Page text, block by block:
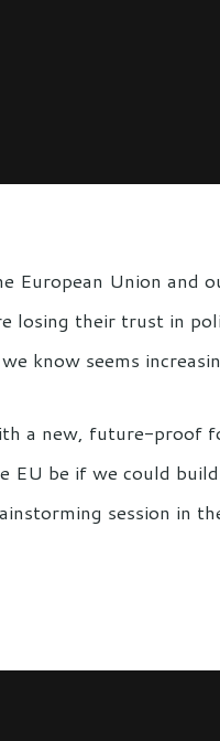
European Union and
losing their trust in
know seems
a new, future-proof
EU be if we could
session in